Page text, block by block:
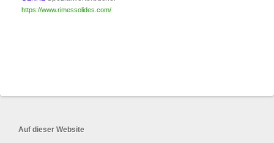
https://www.rimessolides.com/
Auf dieser Website